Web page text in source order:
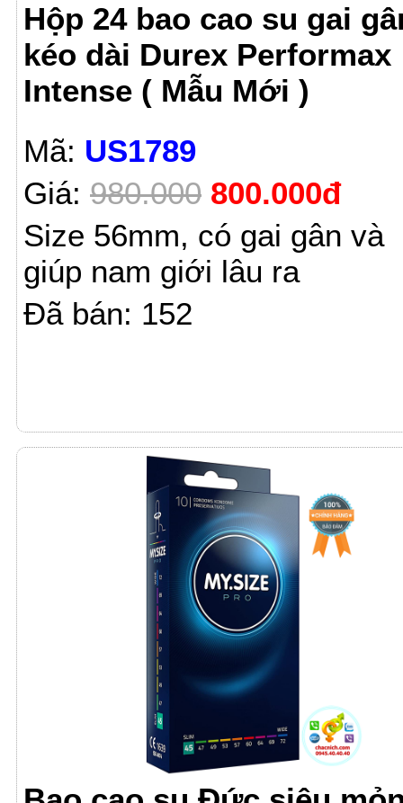
Hộp 24 bao cao su gai
kéo dài Durex Performax
Intense ( Mẫu Mới )
Mã: US1789
Giá: 980.000 800.000đ
Size 56mm, có gai gân và
giúp nam giới lâu ra
Đã bán: 152